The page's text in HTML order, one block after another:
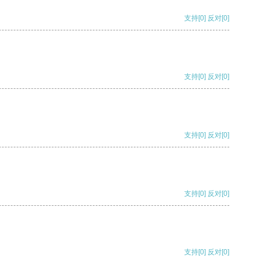
支持[0] 反对[0]
支持[0] 反对[0]
支持[0] 反对[0]
支持[0] 反对[0]
支持[0] 反对[0]